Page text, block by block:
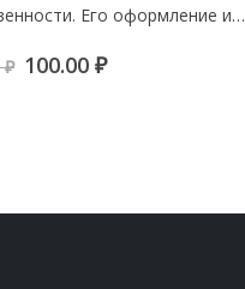
Его оформление и…
₽ Первоначальная
100.00₽Текущая